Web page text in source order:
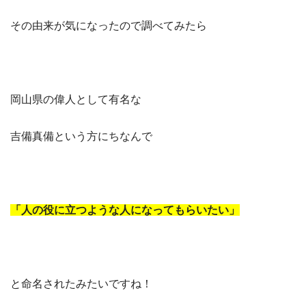
その由来が気になったので調べてみたら
岡山県の偉人として有名な
吉備真備という方にちなんで
「人の役に立つような人になってもらいたい」
と命名されたみたいですね！